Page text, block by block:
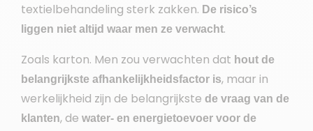
textielbehandeling sterk zakken. De risico’s
liggen niet altijd waar men ze verwacht.
Zoals karton. Men zou verwachten dat hout de
belangrijkste afhankelijkheidsfactor is, maar in
werkelijkheid zijn de belangrijkste de vraag van de
klanten, de water- en energietoevoer voor de